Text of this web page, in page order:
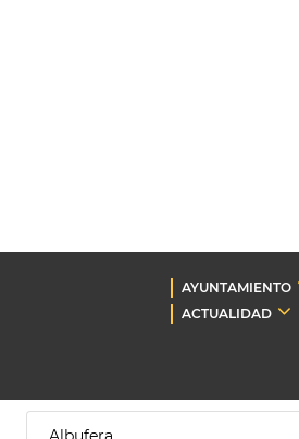
AYUNTAMIENTO
ACTUALIDAD